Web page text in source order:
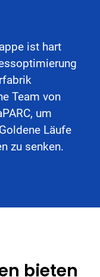
ist hart
Team von
um
Läufe
zu senken.
bieten